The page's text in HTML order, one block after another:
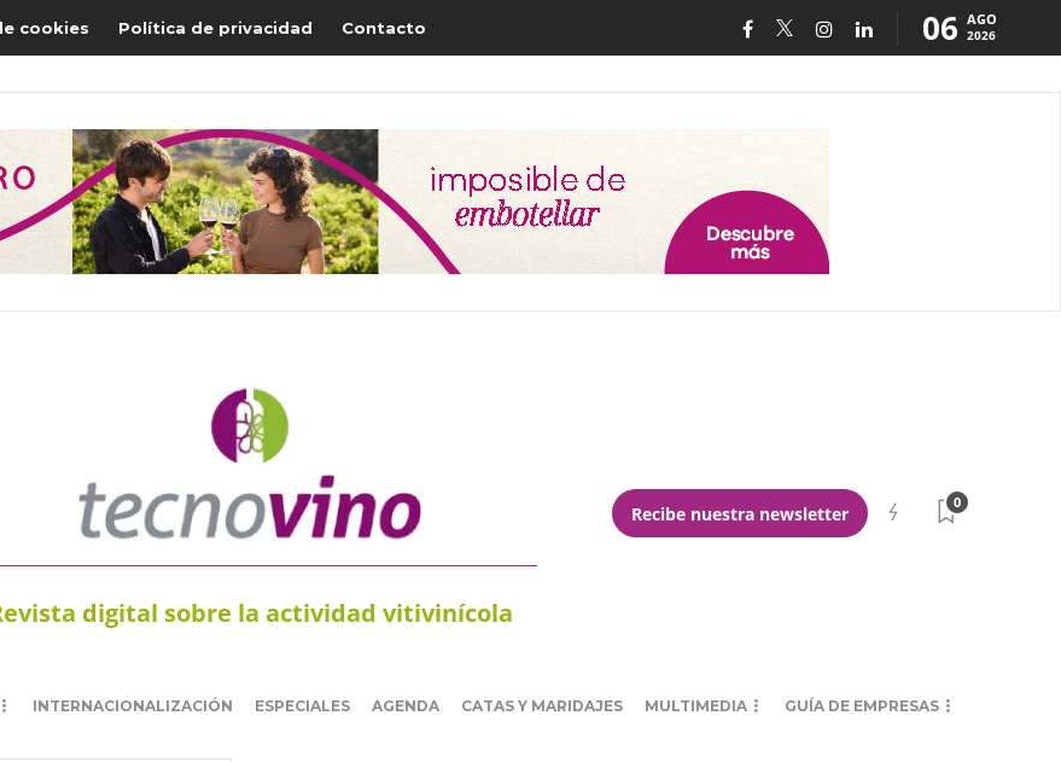
cookies Política de privacidad Contacto 06 AGO
2026
digital sobre la actividad vitivinícola
Recibe nuestra newsletter
0
INTERNACIONALIZACIÓN ESPECIALES AGENDA CATAS Y MARIDAJES MULTIMEDIA GUÍA DE EMPRESAS